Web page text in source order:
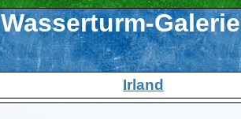
Wasserturm-Galerie
Irland